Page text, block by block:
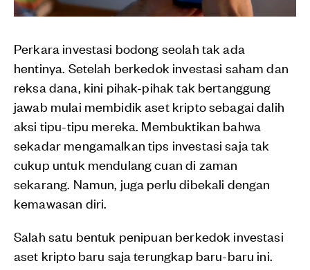
Perkara investasi bodong seolah tak ada
hentinya. Setelah berkedok investasi saham dan
reksa dana, kini pihak-pihak tak bertanggung
jawab mulai membidik aset kripto sebagai dalih
aksi tipu-tipu mereka. Membuktikan bahwa
sekadar mengamalkan tips investasi saja tak
cukup untuk mendulang cuan di zaman
sekarang. Namun, juga perlu dibekali dengan
kemawasan diri.
Salah satu bentuk penipuan berkedok investasi
aset kripto baru saja terungkap baru-baru ini.